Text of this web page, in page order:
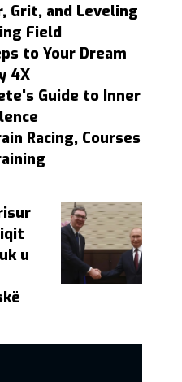
Grit, and Leveling
Field
to Your Dream
4X
Guide to Inner
Racing, Courses
u